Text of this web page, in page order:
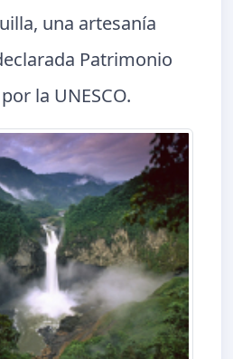
una artesanía
Patrimonio
la UNESCO.